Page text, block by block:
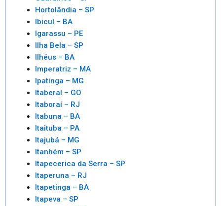
Hortolândia – SP
Ibicuí – BA
Igarassu – PE
Ilha Bela – SP
Ilhéus – BA
Imperatriz – MA
Ipatinga – MG
Itaberaí – GO
Itaboraí – RJ
Itabuna – BA
Itaituba – PA
Itajubá – MG
Itanhém – SP
Itapecerica da Serra – SP
Itaperuna – RJ
Itapetinga – BA
Itapeva – SP